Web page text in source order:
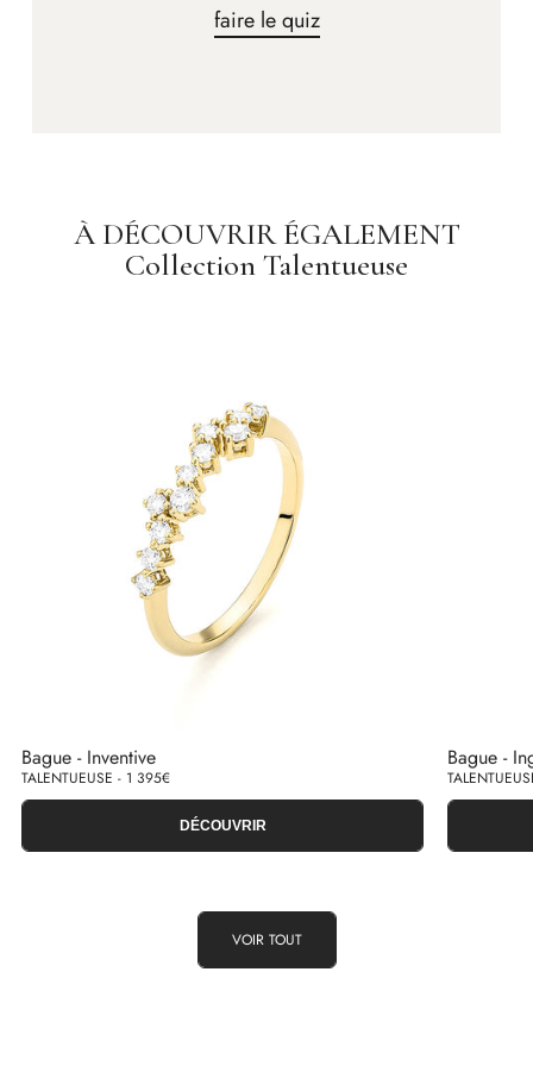
faire le quiz
À DÉCOUVRIR ÉGALEMENT
Collection Talentueuse
Bague - Inventive
TALENTUEUSE - 1 395€
DÉCOUVRIR
Bague -
VOIR TOUT